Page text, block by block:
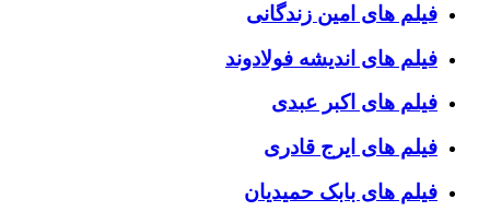
فیلم های امین زندگانی
فیلم های اندیشه فولادوند
فیلم های اکبر عبدی
فیلم های ایرج قادری
فیلم های بابک حمیدیان